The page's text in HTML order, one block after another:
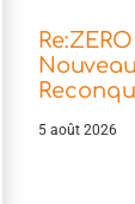
5 août 2026